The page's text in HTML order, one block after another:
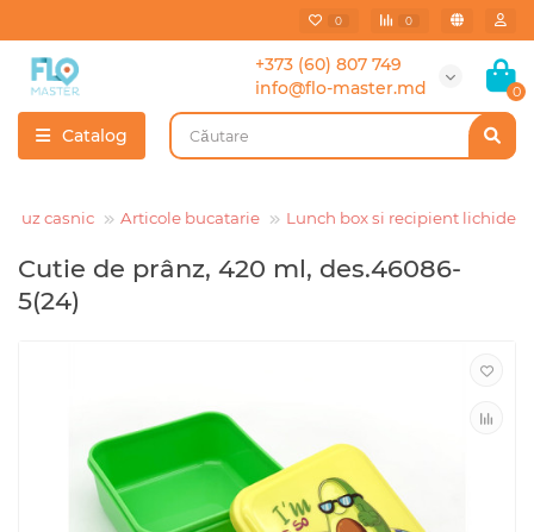
0 0
+373 (60) 807 749
info@flo-master.md
0
Catalog
uz casnic Articole bucatarie Lunch box si recipient lichide
Cutie de prânz, 420 ml, des.46086-
5(24)